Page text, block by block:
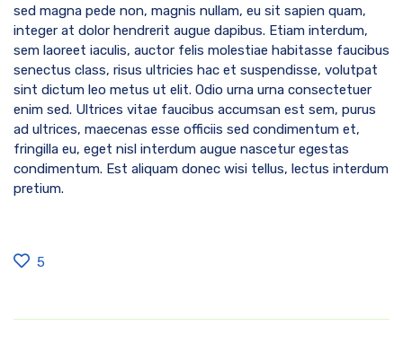
sed magna pede non, magnis nullam, eu sit sapien quam,
integer at dolor hendrerit augue dapibus. Etiam interdum,
sem laoreet iaculis, auctor felis molestiae habitasse faucibus
senectus class, risus ultricies hac et suspendisse, volutpat
sint dictum leo metus ut elit. Odio urna urna consectetuer
enim sed. Ultrices vitae faucibus accumsan est sem, purus
ad ultrices, maecenas esse officiis sed condimentum et,
fringilla eu, eget nisl interdum augue nascetur egestas
condimentum. Est aliquam donec wisi tellus, lectus interdum
pretium.
5